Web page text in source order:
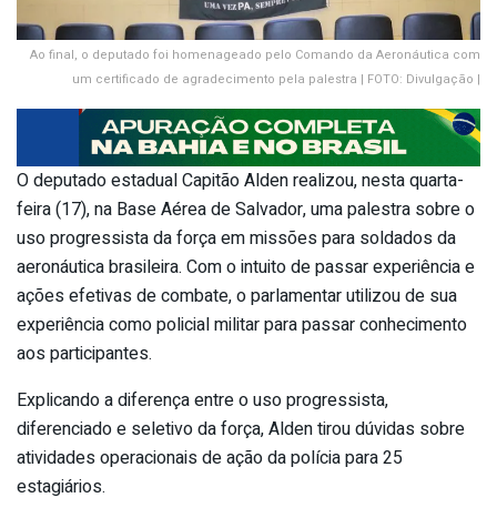
Ao final, o deputado foi homenageado pelo Comando da Aeronáutica com
um certificado de agradecimento pela palestra | FOTO: Divulgação |
O deputado estadual Capitão Alden realizou, nesta quarta-
feira (17), na Base Aérea de Salvador, uma palestra sobre o
uso progressista da força em missões para soldados da
aeronáutica brasileira. Com o intuito de passar experiência e
ações efetivas de combate, o parlamentar utilizou de sua
experiência como policial militar para passar conhecimento
aos participantes.
Explicando a diferença entre o uso progressista,
diferenciado e seletivo da força, Alden tirou dúvidas sobre
atividades operacionais de ação da polícia para 25
estagiários.